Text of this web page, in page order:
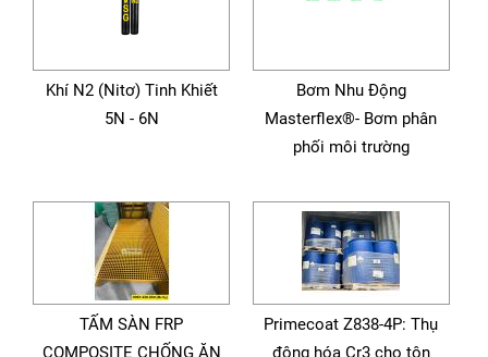
Khí N2 (Nitơ) Tinh Khiết
5N - 6N
Bơm Nhu Động
Masterflex®- Bơm phân
phối môi trường
TẤM SÀN FRP
COMPOSITE CHỐNG ĂN
Primecoat Z838-4P: Thụ
động hóa Cr3 cho tôn